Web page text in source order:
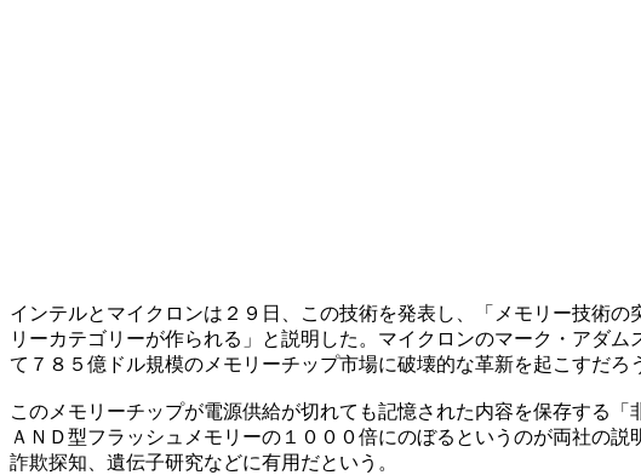
インテルとマイクロンは２９日、この技術を発表し、「メモリー技術
リーカテゴリーが作られる」と説明した。マイクロンのマーク・アダ
て７８５億ドル規模のメモリーチップ市場に破壊的な革新を起こすだろ
このメモリーチップが電源供給が切れても記憶された内容を保存する
ＡＮＤ型フラッシュメモリーの１０００倍にのぼるというのが両社の
詐欺探知、遺伝子研究などに有用だという。